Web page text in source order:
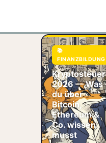
📚
FINANZBILDUNG
Kryptosteuer
2026 — Was
du über
Bitcoin,
Ethereum &
Co. wissen
musst